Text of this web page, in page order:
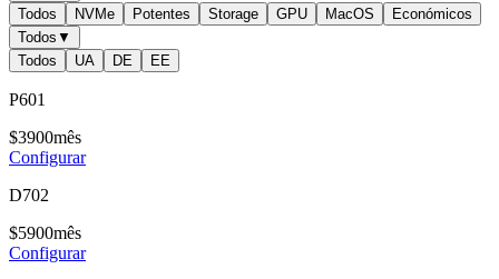
Todos
NVMe Potentes Storage GPU MacOS
Económicos
Todos ▼
Todos
UA DE EE
P601
$3900mês
Configurar
D702
$5900mês
Configurar